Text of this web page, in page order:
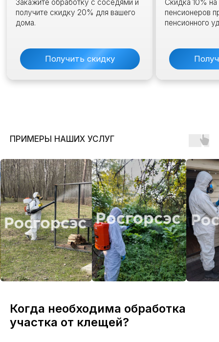
ПРИМЕРЫ НАШИХ УСЛУГ
Когда необходима обработка
участка от клещей?
МЫ ДОРОЖИМ СВОЕЙ
РЕПУТАЦИЕЙ И УВЕРЕНЫ В
КАЧЕСТВЕ СВОИХ УСЛУГ,
ПОЭТОМУ: